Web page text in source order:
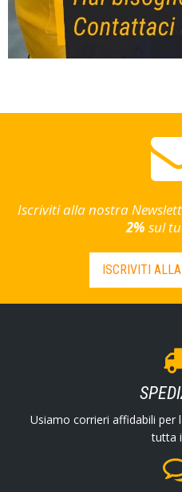
Iscriviti alla nostra
2% sul
ISCRIVITI
Usiamo corrieri affidabili per
tutta